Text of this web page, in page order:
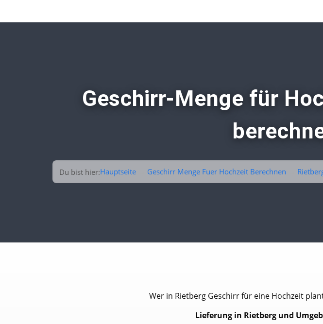
Geschirr-Menge für
Du bist hier:Hauptseite Geschirr Menge Fuer Hochzeit Berechnen
Wer in Rietberg Geschirr für eine Hochzeit
Lieferung in Rietberg und